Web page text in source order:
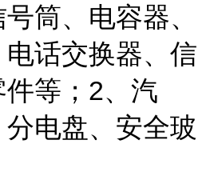
筒、电容器、
话交换器、信
等；2、汽
电盘、安全玻